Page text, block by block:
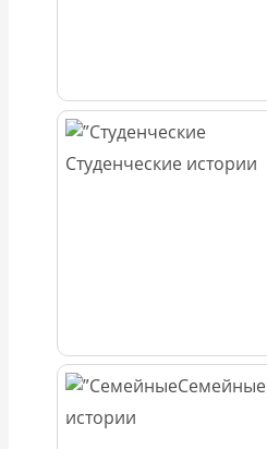
Студенческие истории
Семейные
истории